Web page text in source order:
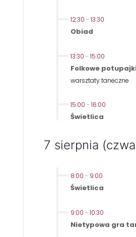
12:30 - 13:30
Obiad
13:30 - 15:00
Folkowe
warsztaty taneczne
15:00 - 16:00
Świetlica
7 sierpnia
8:00 - 9:00
Świetlica
9:00 - 10:30
Nietypowa gra